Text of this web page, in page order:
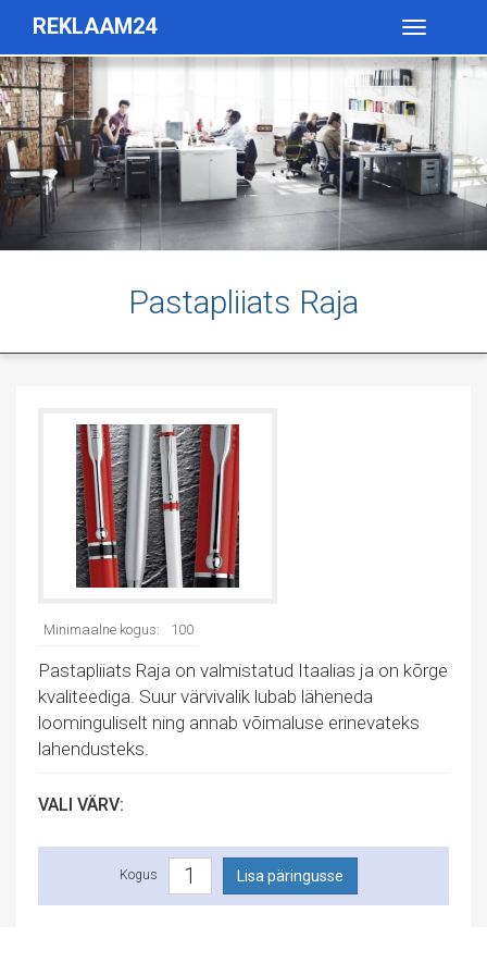
REKLAAM24
Toggle
Pastapliiats Raja
Minimaalne kogus: 100
Pastapliiats Raja on valmistatud Itaalias ja on kõrge
kvaliteediga. Suur värvivalik lubab läheneda
loominguliselt ning annab võimaluse erinevateks
lahendusteks.
VALI VÄRV:
Kogus